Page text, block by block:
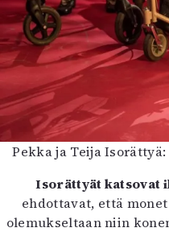
Pekka ja Teija
Isorättyät katsovat
ehdottavat, että
olemukseltaan niin